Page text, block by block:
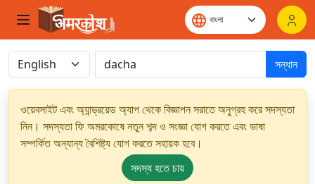
সন্ধান
ওয়েবসাইট এবং অ্যান্ড্রয়েড অ্যাপ থেকে বিজ্ঞাপন সরাতে অনুগ্রহ করে সদস্যতা
নিন। সদস্যতা ফি অমরকোষে নতুন শব্দ ও সংজ্ঞা যোগ করতে এবং ভাষা
সম্পর্কিত অন্যান্য বৈশিষ্ট্য যোগ করতে সহায়ক হবে।
সদস্য হতে চায়